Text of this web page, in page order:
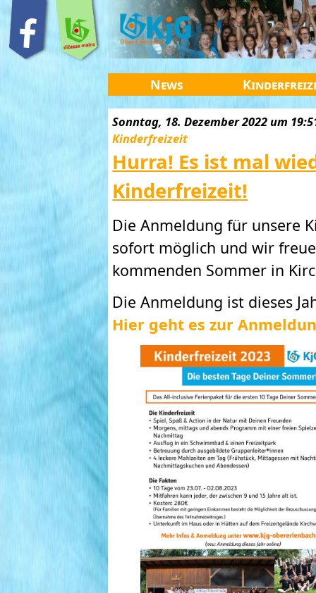
News
Sonntag, 18. Dezember 2022 um
Kinderfreizeit
Hurra! Es ist mal
Kinderfreizeit!
Die Anmeldung für unsere
sofort möglich und wir
kommenden Sommer in
Die Anmeldung ist dieses
Hier geht es zur